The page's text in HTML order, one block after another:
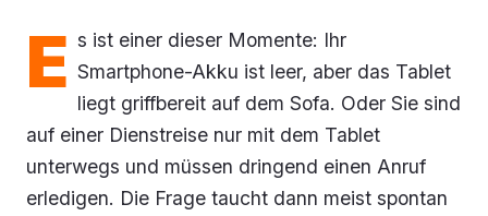
E s ist einer dieser Momente: Ihr
Smartphone-Akku ist leer, aber das Tablet
liegt griffbereit auf dem Sofa. Oder Sie sind
auf einer Dienstreise nur mit dem Tablet
unterwegs und müssen dringend einen Anruf
erledigen. Die Frage taucht dann meist spontan